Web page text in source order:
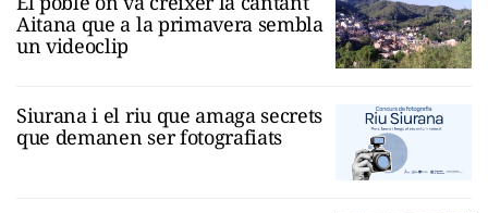
Aitana que a la primavera sembla
un videoclip
Siurana i el riu que amaga secrets
que demanen ser fotografiats